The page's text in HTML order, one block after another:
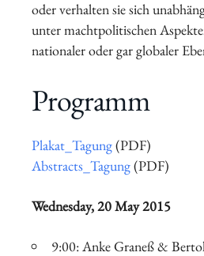
Veranstaltungen
Digitales
oder verhalten sie sich
unter machtpolitischen
nationaler oder gar globaler
Programm
Plakat_Tagung(PDF)
Abstracts_Tagung(PDF)
Wednesday, 20 May 2015
9:00: Anke Graneß &